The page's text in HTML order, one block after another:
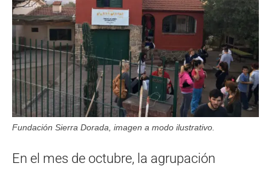
Fundación Sierra Dorada, imagen a modo ilustrativo.
En el mes de octubre, la agrupación